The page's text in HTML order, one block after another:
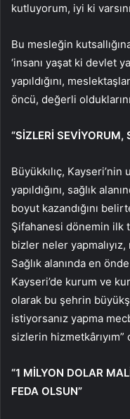
kutluyorum, iyi ki
Bu mesleğin
‘insanı yaşat ki devlet
yapıldığını,
öncü, değerli
“SİZLERİ SEVİYORUM,
Büyükkılıç,
yapıldığını, sağlık
boyut kazandığını
Şifahanesi dönemin ilk
bizler neler
Sağlık alanında en
Kayseri’de kurum ve
olarak bu şehrin
istiyorsanız yapma
sizlerin
“1 MİLYON DOLAR
FEDA OLSUN”